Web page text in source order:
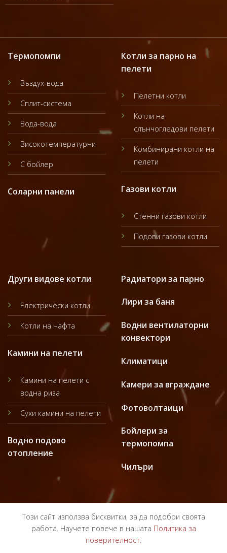
Термопомпи
Въздух-вода
Сплит-система
Вода-вода
Високотемпературни
С бойлер
Соларни панели
Котли за парно на
пелети
Пелетни котли
Котли на
слънчогледови пелети
Комбинирани котли на
пелети
Газови котли
Стенни газови котли
Подови газови котли
Други видове котли
Електрически котли
Котли на нафта
Камини на пелети
Камини на пелети с
водна риза
Сухи камини на пелети
Водно подово
отопление
Радиатори за парно
Лири за баня
Водни вентилаторни
конвектори
Климатици
Камери за вграждане
Фотоволтаици
Бойлери за
термопомпа
Чилъри
Този сайт използва бисквитки, за да подобри своята
работа. Научете повече в нашата Политика за
поверителност.